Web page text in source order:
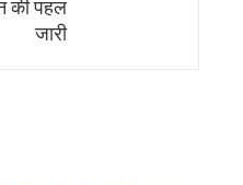
की पहल
जारी